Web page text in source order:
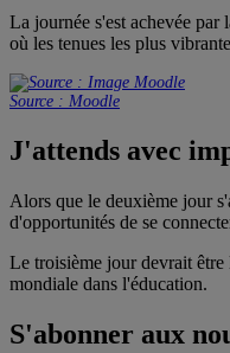
La journée s'est achevée
où les tenues les plus
Source : Moodle
J'attends avec
Alors que le deuxième jour
d'opportunités de se
Le troisième jour devrait
mondiale dans l'éducation.
S'abonner aux